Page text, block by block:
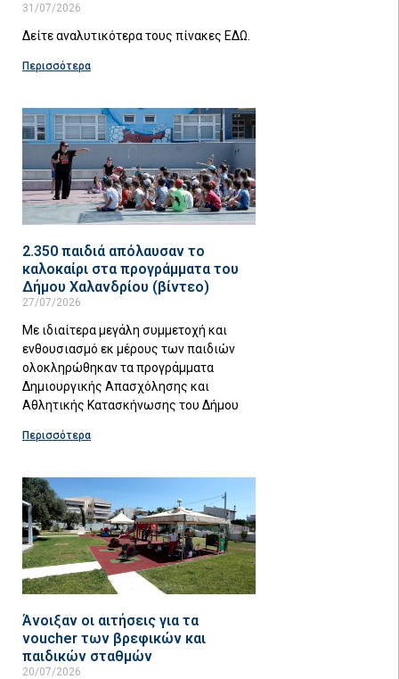
31/07/2026
Δείτε αναλυτικότερα τους πίνακες ΕΔΩ.
Περισσότερα
2.350 παιδιά απόλαυσαν το
καλοκαίρι στα προγράμματα του
Δήμου Χαλανδρίου (βίντεο)
27/07/2026
Με ιδιαίτερα μεγάλη συμμετοχή και
ενθουσιασμό εκ μέρους των παιδιών
ολοκληρώθηκαν τα προγράμματα
Δημιουργικής Απασχόλησης και
Αθλητικής Κατασκήνωσης του Δήμου
Περισσότερα
Άνοιξαν οι αιτήσεις για τα
voucher των βρεφικών και
παιδικών σταθμών
20/07/2026